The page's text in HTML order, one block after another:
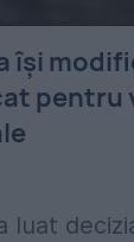
își
pentru
luat